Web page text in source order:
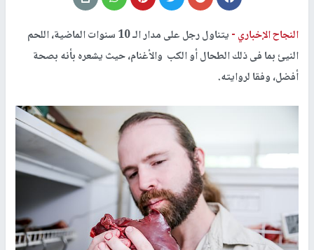
النجاح الإخباري -
يتناول رجل على مدار الـ 10 سنوات الماضية، اللحم
النيئ بما فى ذلك الطحال أو الكب والأغنام، حيث يشعره بأنه بصحة
أفضل، وفقا لروايته.